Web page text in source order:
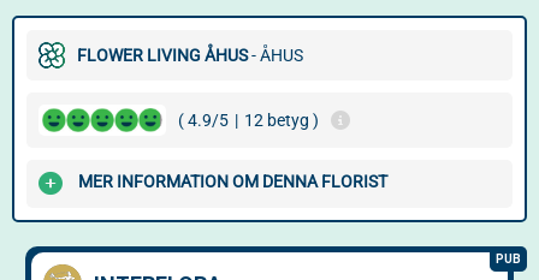
FLOWER LIVING ÅHUS- ÅHUS
( 4.9/5 | 12 betyg )
MER INFORMATION OM DENNA FLORIST